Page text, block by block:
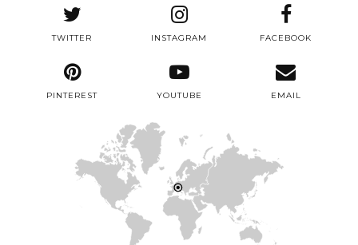
TWITTER INSTAGRAM FACEBOOK
PINTEREST YOUTUBE EMAIL